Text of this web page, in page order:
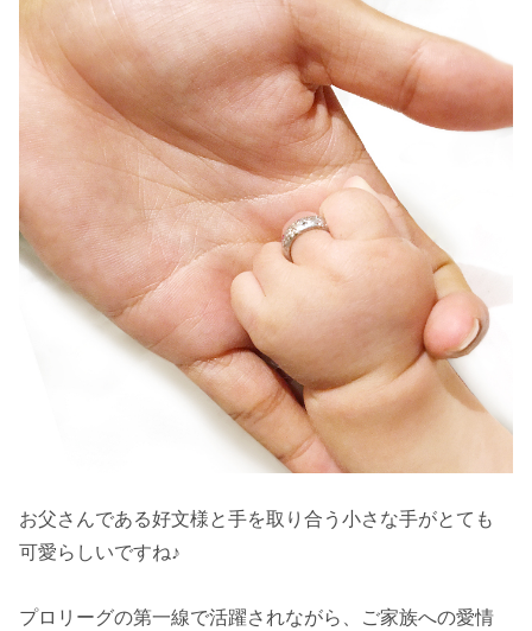
お父さんである好文様と手を取り合う小さな手がとても
可愛らしいですね♪
プロリーグの第一線で活躍されながら、ご家族への愛情